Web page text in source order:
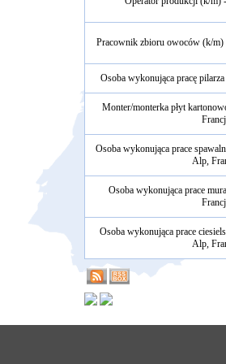
Pracownik zbioru owoców (k/m)
Osoba wykonująca pracę
Monter/monterka płyt
Osoba wykonująca prace
Alp,
Osoba wykonująca prace
Osoba wykonująca prace
Alp,